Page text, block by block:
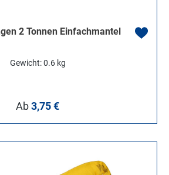
2 Tonnen Einfachmantel
Gewicht: 0.6 kg
Regulärer Preis:
Ab3,75 €